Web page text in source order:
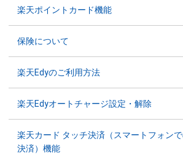
楽天ポイントカード機能
保険について
楽天Edyのご利用方法
楽天Edyオートチャージ設定・解除
楽天カード タッチ決済（スマートフォン
決済）機能